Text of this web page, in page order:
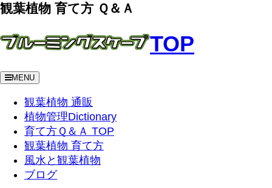
観葉植物 育て方 Ｑ＆Ａ
TOP
MENU
観葉植物 通販
植物管理Dictionary
育て方Ｑ＆Ａ TOP
観葉植物 育て方
風水と観葉植物
ブログ